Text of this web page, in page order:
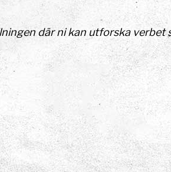
där ni kan utforska verbet